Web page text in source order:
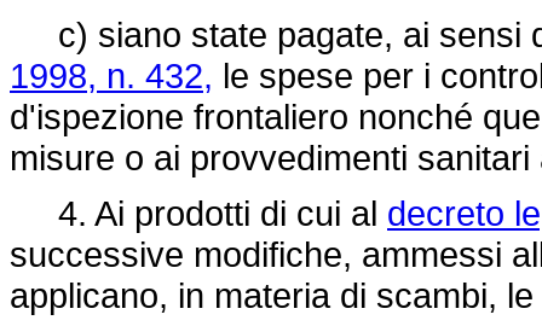
c) siano state pagate, ai sensi
1998, n. 432, le spese per i
d'ispezione frontaliero nonché
misure o ai provvedimenti
4. Ai prodotti di cui al decreto
successive modifiche, ammessi
applicano, in materia di scambi,